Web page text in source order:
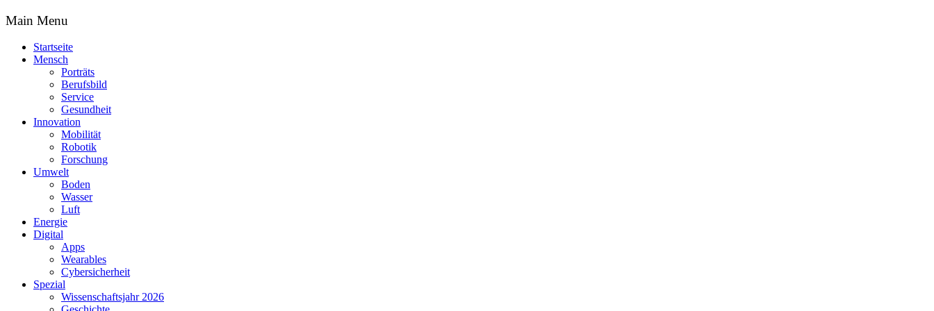
Main Menu
Startseite
Mensch
Porträts
Berufsbild
Service
Gesundheit
Innovation
Mobilität
Robotik
Forschung
Umwelt
Boden
Wasser
Luft
Energie
Digital
Apps
Wearables
Cybersicherheit
Spezial
Wissenschaftsjahr 2026